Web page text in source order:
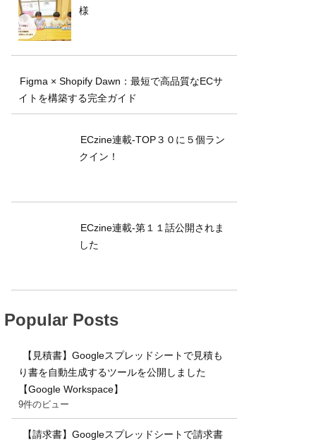
様
Figma × Shopify Dawn：最短で高品質なECサ
イトを構築する完全ガイド
ECzine連載-TOP３０に５個ラン
クイン！
ECzine連載-第１１話公開されま
した
Popular Posts
【見積書】Googleスプレッドシートで見積も
り書を自動生成するツールを公開しました
【Google Workspace】
9件のビュー
【請求書】Googleスプレッドシートで請求書